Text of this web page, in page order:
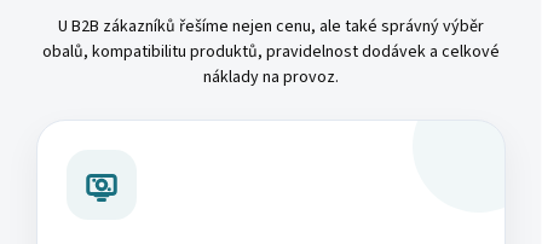
U B2B zákazníků řešíme nejen cenu, ale také správný výběr
obalů, kompatibilitu produktů, pravidelnost dodávek a celkové
náklady na provoz.